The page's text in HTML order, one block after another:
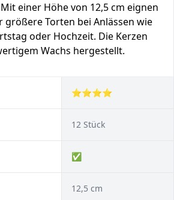
einer Höhe von 12,5 cm eignen
größere Torten bei Anlässen wie
oder Hochzeit. Die Kerzen
Wachs hergestellt.
⭐⭐⭐⭐
12 Stück
✅
12,5 cm